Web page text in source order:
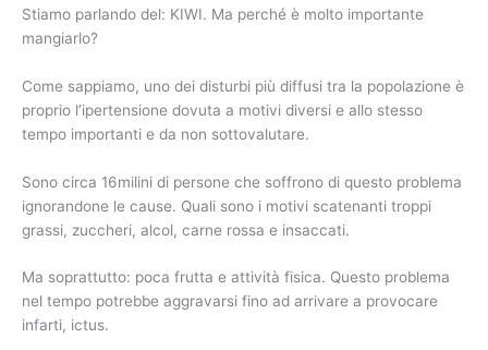
Stiamo parlando del: KIWI. Ma perché è molto importante
mangiarlo?
Come sappiamo, uno dei disturbi più diffusi tra la popolazione è
proprio l’ipertensione dovuta a motivi diversi e allo stesso
tempo importanti e da non sottovalutare.
Sono circa 16milini di persone che soffrono di questo problema
ignorandone le cause. Quali sono i motivi scatenanti troppi
grassi, zuccheri, alcol, carne rossa e insaccati.
Ma soprattutto: poca frutta e attività fisica. Questo problema
nel tempo potrebbe aggravarsi fino ad arrivare a provocare
infarti, ictus.